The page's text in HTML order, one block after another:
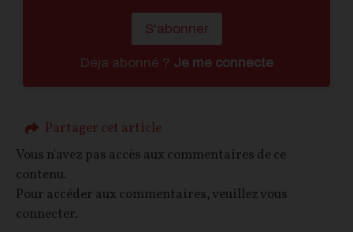
S'abonner
Déja abonné ? Je me connecte
Partager cet article
Vous n'avez pas accès aux commentaires de ce
contenu.
Pour accéder aux commentaires, veuillez vous
connecter.